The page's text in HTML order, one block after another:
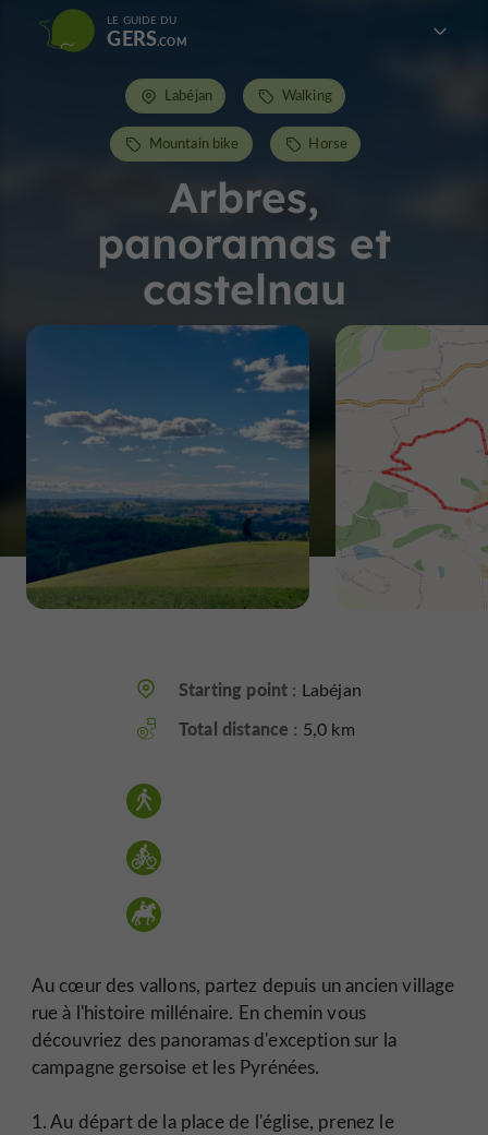
LE GUIDE DU
GERS
Arbres,
panoramas et
castelnau
Labéjan Walking
Mountain bike Horse
Starting point : Labéjan
Total distance : 5,0 km
Au cœur des vallons, partez depuis un ancien village
rue à l'histoire millénaire. En chemin vous
découvriez des panoramas d'exception sur la
campagne gersoise et les Pyrénées.
1. Au départ de la place de l'église, prenez le